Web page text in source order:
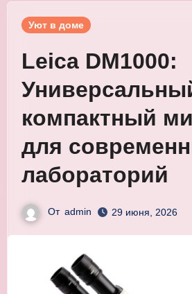
Уют в доме
Leica DM1000:
компактный
для
лабораторий
От admin 29 июня, 2026